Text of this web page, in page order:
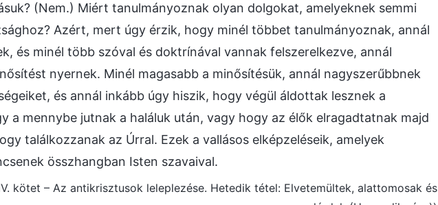
(Nem.) Miért tanulmányoznak olyan dolgokat, amelyeknek semmi
Azért, mert úgy érzik, hogy minél többet tanulmányoznak, annál
és minél több szóval és doktrínával vannak felszerelkezve, annál
nyernek. Minél magasabb a minősítésük, annál nagyszerűbbnek
és annál inkább úgy hiszik, hogy végül áldottak lesznek a
a mennybe jutnak a haláluk után, vagy hogy az élők elragadtatnak majd
találkozzanak az Úrral. Ezek a vallásos elképzeléseik, amelyek
összhangban Isten szavaival.
kötet – Az antikrisztusok leleplezése. Hetedik tétel: Elvetemültek, alattomosak és